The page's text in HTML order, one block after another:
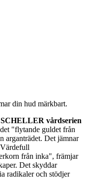
din hud märkbart.
vårdserien
"flytande guldet från
arganträdet. Det jämnar
från inka", främjar
Det skyddar
radikaler och stödjer